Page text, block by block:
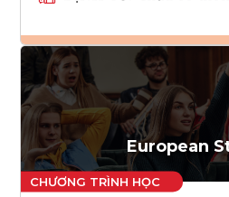
European